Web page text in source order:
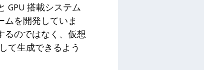
GPU 搭載システム
を開発していま
るのではなく、仮想
て生成できるよう